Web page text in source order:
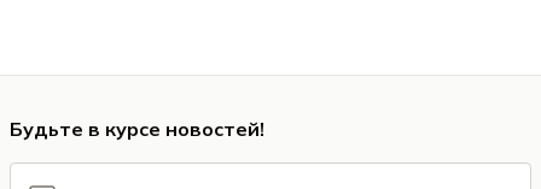
Будьте в курсе новостей!